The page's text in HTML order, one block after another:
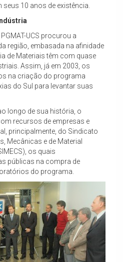
10 anos de existência.
UCS procurou a
região, embasada na afinidade
de Materiais têm com quase
Assim, já em 2003, os
na criação do programa
do Sul para levantar suas
longo de sua história, o
recursos de empresas e
principalmente, do Sindicato
Mecânicas e de Material
os quais
públicas na compra de
do programa.